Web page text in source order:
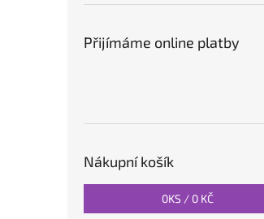
Přijímáme online platby
Nákupní košík
0KS / 0 KČ